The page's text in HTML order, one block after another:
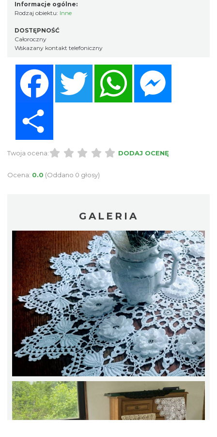
Informacje ogólne:
Rodzaj obiektu: Inne
DOSTĘPNOŚĆ
Całoroczny
Wskazany kontakt telefoniczny
Twitter WhatsApp
Twoja ocena: DODAJ OCENĘ
Ocena: 0.0 (Oddano 0 głosy)
GALERIA